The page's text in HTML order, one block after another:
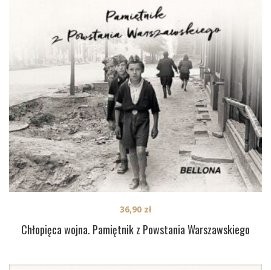
Chłopięca wojna. Pamiętnik z Powstania Warszawskiego
36,90 zł